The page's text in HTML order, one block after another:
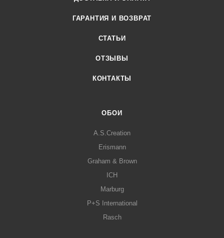
ГАРАНТИЯ И ВОЗВРАТ
СТАТЬИ
ОТЗЫВЫ
КОНТАКТЫ
ОБОИ
A.S.Creation
Erismann
Graham & Brown
ICH
Marburg
P+S International
Rasch